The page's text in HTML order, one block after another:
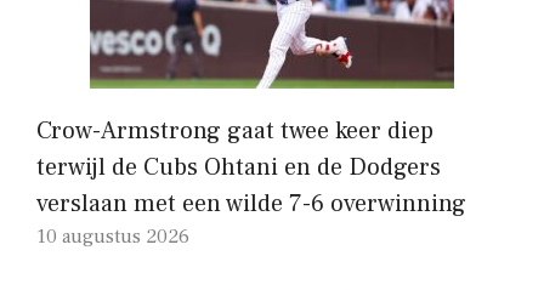
Crow-Armstrong gaat twee keer diep
terwijl de Cubs Ohtani en de Dodgers
verslaan met een wilde 7-6 overwinning
10 augustus 2026